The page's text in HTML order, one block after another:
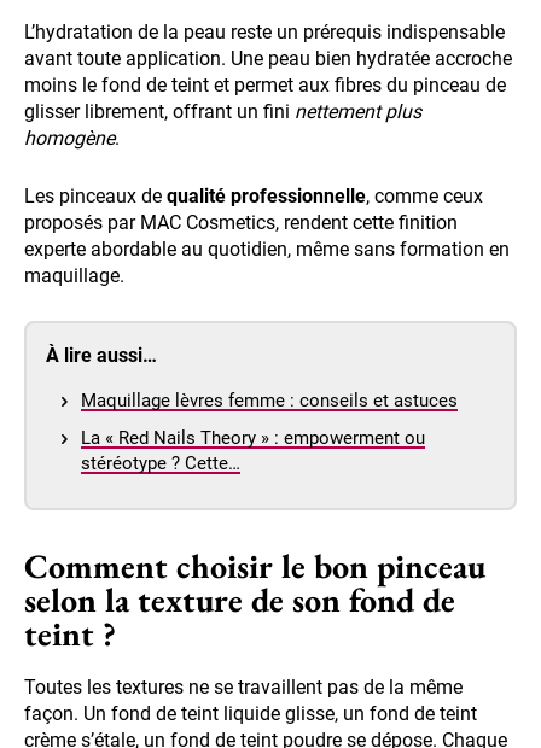
L’hydratation de la peau reste un prérequis indispensable
avant toute application. Une peau bien hydratée accroche
moins le fond de teint et permet aux fibres du pinceau de
glisser librement, offrant un fini nettement plus
homogène.
Les pinceaux de qualité professionnelle, comme ceux
proposés par MAC Cosmetics, rendent cette finition
experte abordable au quotidien, même sans formation en
maquillage.
À lire aussi…
Maquillage lèvres femme : conseils et astuces
La « Red Nails Theory » : empowerment ou
stéréotype ? Cette…
Comment choisir le bon pinceau
selon la texture de son fond de
teint ?
Toutes les textures ne se travaillent pas de la même
façon. Un fond de teint liquide glisse, un fond de teint
crème s’étale, un fond de teint poudre se dépose. Chaque